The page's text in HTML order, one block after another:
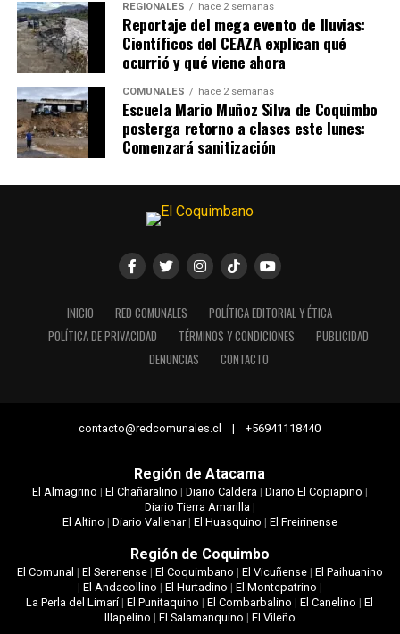
REGIONALES hace 2 semanas
Reportaje del mega evento de lluvias:
Científicos del CEAZA explican qué
ocurrió y qué viene ahora
COMUNALES hace 2 semanas
Escuela Mario Muñoz Silva de Coquimbo
posterga retorno a clases este lunes:
Comenzará sanitización
INICIO RED COMUNALES
POLÍTICA EDITORIAL Y ÉTICA
POLÍTICA DE PRIVACIDAD
TÉRMINOS Y CONDICIONES
PUBLICIDAD
DENUNCIAS
CONTACTO
contacto@redcomunales.cl | +56941118440
Región de Atacama
El Almagrino | El Chañaralino | Diario Caldera| Diario El Copiapino |
Diario Tierra Amarilla|
El Altino | Diario Vallenar| El Huasquino | El Freirinense
Región de Coquimbo
El Comunal | El Serenense| El Coquimbano | El Vicuñense| El Paihuanino
| El Andacollino | El Hurtadino | El Montepatrino |
La Perla del Limarí|El Punitaquino |El Combarbalino |El Canelino |El
Illapelino | El Salamanquino | El Vileño